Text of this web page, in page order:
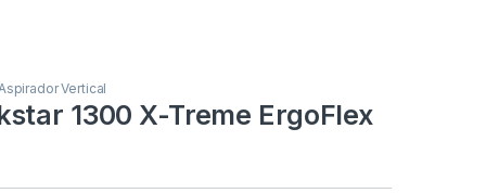
Vertical
1300 X-Treme ErgoFlex